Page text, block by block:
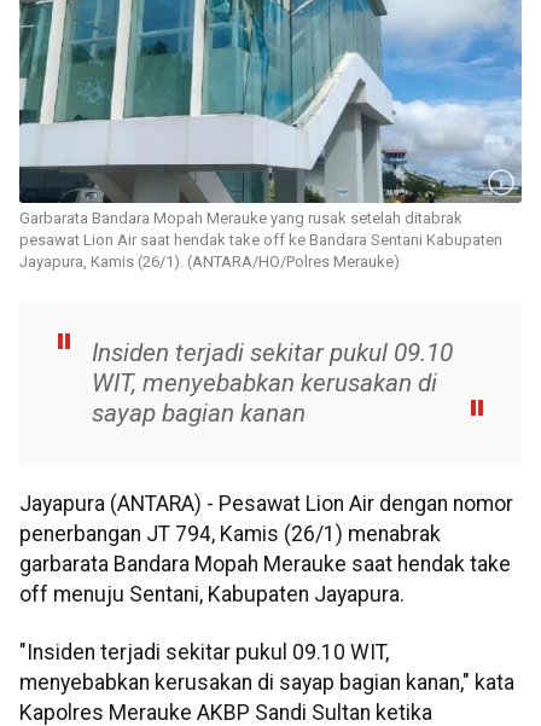
Garbarata Bandara Mopah Merauke yang rusak setelah ditabrak
pesawat Lion Air saat hendak take off ke Bandara Sentani Kabupaten
Jayapura, Kamis (26/1). (ANTARA/HO/Polres Merauke)
Insiden terjadi sekitar pukul 09.10
WIT, menyebabkan kerusakan di
sayap bagian kanan
Jayapura (ANTARA) - Pesawat Lion Air dengan nomor
penerbangan JT 794, Kamis (26/1) menabrak
garbarata Bandara Mopah Merauke saat hendak take
off menuju Sentani, Kabupaten Jayapura.
"Insiden terjadi sekitar pukul 09.10 WIT,
menyebabkan kerusakan di sayap bagian kanan," kata
Kapolres Merauke AKBP Sandi Sultan ketika